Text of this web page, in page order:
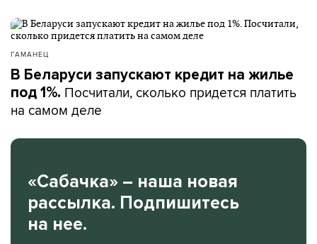
ГАМАНЕЦ
В Беларуси запускают кредит на жилье
под 1%. Посчитали, сколько придется платить
на самом деле
«Сабачка» – наша новая
рассылка. Подпишитесь
на нее.